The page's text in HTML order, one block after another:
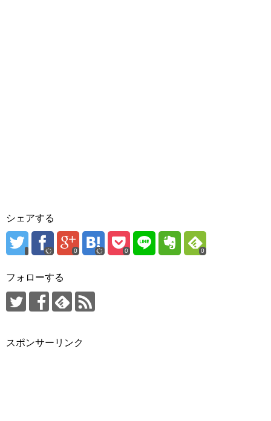
シェアする
0 0 0
フォローする
スポンサーリンク